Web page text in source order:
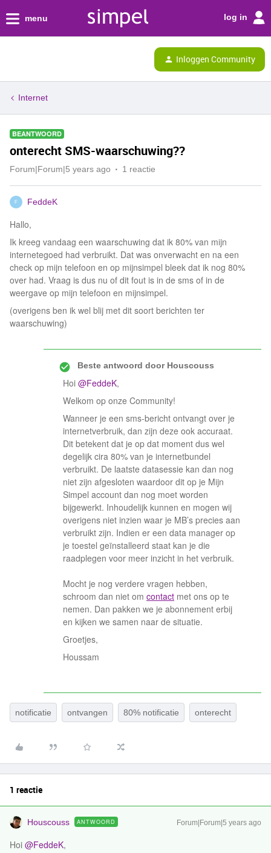
menu log in
Inloggen Community
Internet
BEANTWOORD
onterecht SMS-waarschuwing??
Forum|Forum|5 years ago 1 reactie
F FeddeK
Hallo,
Ik kreeg vandaag een waarschuwing dat ik 80% van mijn
internetegoed had verbruikt. Dat was onverwacht en na een
check op mijn telefoon en op mijnsimpel bleek dat ik nog 80%
over had. Vraag is dus nu of dit fout is in de sms of in de
weergave op mijn telefoon en mijnsimpel.
(overigens ben ik wel blij met dit soort berichten ter
waarschuwing)
Beste antwoord doorHouscouss
Hoi @FeddeK,
Welkom op onze Community!
Wanneer je een sms-bericht ontvangt over je
internetverbruik, dan zijn deze ook accuraat.
Dit betekent dat je op dat moment dus wel
degelijk cira 80% van je internetbundel
verbruikt. De laatste datasessie kan dan nog
niet zijn afgesloten waardoor dit op je Mijn
Simpel account dan nog moet worden
bijgewerkt. Inhoudelijk kunnen en mogen wij
overigens niet inzien waar je MB’s precies aan
verbruikt zijn. Indien er een data manager op
je toestel geïnstalleerd staat kan je die
raadplegen voor meer inzicht in het verbruik.
Mocht je nog verdere vragen hebben,
schroom dan niet om contact met ons op te
nemen. Dan pakken we je abonnement erbij
en kijken we samen naar de situatie.
Groetjes,
Houssam
notificatie ontvangen 80% notificatie onterecht
1 reactie
Houscouss ANTWOORD Forum|Forum|5 years ago
Hoi @FeddeK,